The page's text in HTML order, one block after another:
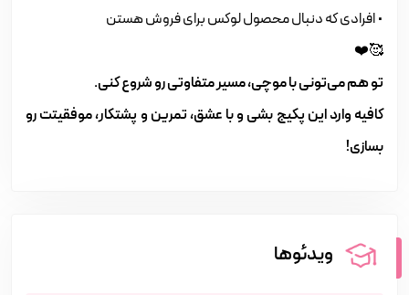
• افرادی که دنبال محصول لوکس برای فروش هستن
🥰❤️
تو هم می‌تونی با موچی، مسیر متفاوتی رو شروع کنی.
کافیه وارد این پکیج بشی و با عشق، تمرین و پشتکار، موفقیتت رو
بسازی!
ویدئوها